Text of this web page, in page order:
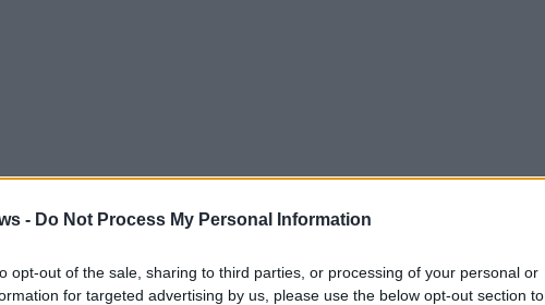
- Do Not Process My Personal Information
opt-out of the sale, sharing to third parties, or processing of your personal or
for targeted advertising by us, please use the below opt-out section to
droht die Pfändung seiner Bankkonten und die
Dies könnte nicht nur Trumps Finanzen, sondern
Die New Yorker Generalstaatsanwältin Letitia
Vorbereitungen für eine mögliche